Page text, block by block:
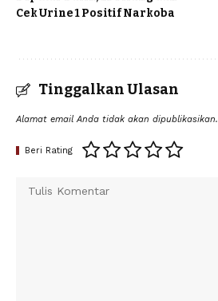
Cek Urine 1 Positif Narkoba
Tinggalkan Ulasan
Alamat email Anda tidak akan dipublikasikan.
Beri Rating